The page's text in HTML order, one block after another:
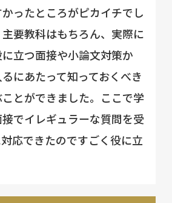
ったところがピカイチでし
要教科はもちろん、実際に
立つ面接や小論文対策か
にあたって知っておくべき
とができました。ここで学
でイレギュラーな質問を受
応できたのですごく役に立